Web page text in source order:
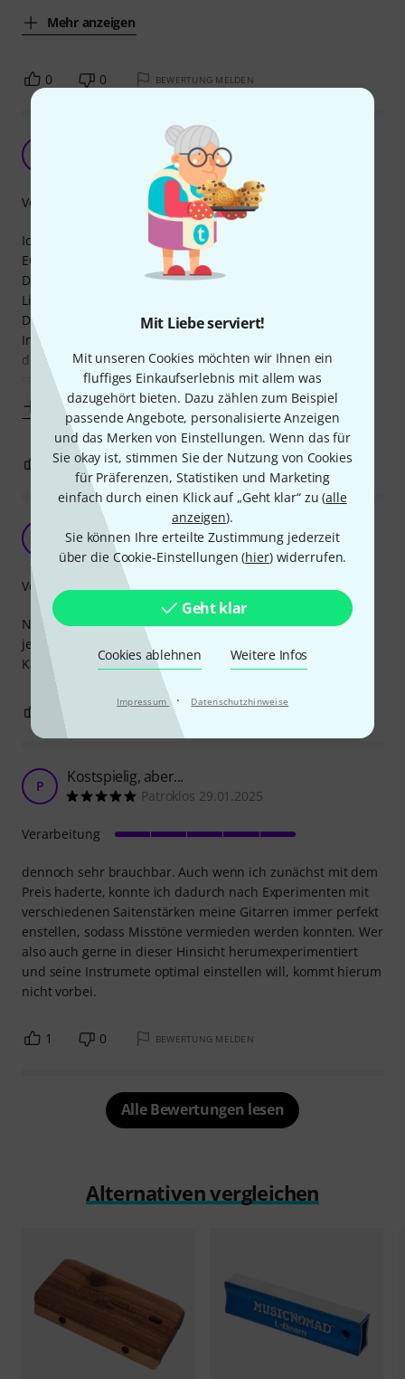
Mit Liebe serviert!
Mit unseren Cookies möchten wir Ihnen ein
fluffiges Einkaufserlebnis mit allem was
dazugehört bieten. Dazu zählen zum Beispiel
passende Angebote, personalisierte Anzeigen
und das Merken von Einstellungen. Wenn das für
Sie okay ist, stimmen Sie der Nutzung von Cookies
für Präferenzen, Statistiken und Marketing
einfach durch einen Klick auf „Geht klar“ zu (alle
anzeigen).
Sie können Ihre erteilte Zustimmung jederzeit
über die Cookie-Einstellungen (hier) widerrufen.
Geht klar
Cookies ablehnen Weitere Infos
Impressum · Datenschutzhinweise
Mehr anzeigen
0 0 BEWERTUNG MELDEN
Mentale Absicherung deluxe
Snudur 07.10.2024
Ich hab mehrere Gitarren, darunter eine stark modifizierte
EC-256.
Dies ist leider vom Bau her etwas günstig und braucht viel
Liebe am Hals.
Die bisher beste Methode für den Halsstab bei diesem
Instrument war die nach Dann Erlewine, dem Meister Eder
der Gitarrenwelt. Und mit diesem "lineal" geht das ganz
super, ohne sein Instrument mit irgendeinem schlecht
Mehr anzeigen
Verarbeitung
1 BEWERTUNG MELDEN
Ein Muss für jeden Gitarristen
Axel727 02.04.2024
Nicht ganz billig aber funktioniert super. Hab alle Hälse
jetzt flitzefingermässig eingestellt. Absolute
Kaufempfehlung von mir
Verarbeitung
BEWERTUNG MELDEN
P Kostspielig, aber...
Patroklos 29.01.2025
dennoch sehr brauchbar. Auch wenn ich zunächst mit dem
Preis haderte, konnte ich dadurch nach Experimenten mit
verschiedenen Saitenstärken meine Gitarren immer perfekt
enstellen, sodass Misstöne vermieden werden konnten. Wer
also auch gerne in dieser Hinsicht herumexperimentiert
und seine Instrumete optimal einstellen will, kommt hierum
nicht vorbei.
Verarbeitung
1 0 BEWERTUNG MELDEN
Alle Bewertungen lesen
Alternativen vergleichen